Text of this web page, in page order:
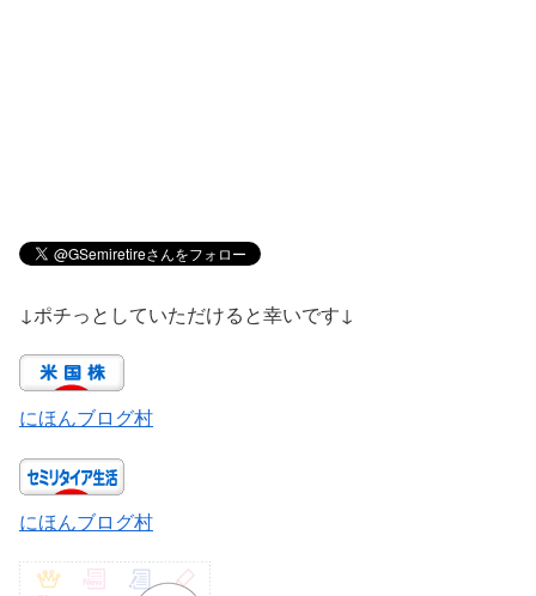
↓ポチっとしていただけると幸いです↓
にほんブログ村
にほんブログ村